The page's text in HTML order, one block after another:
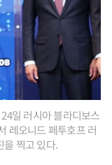
일 러시아 블라디보스
레오니드 페투호프 러
을 찍고 있다.